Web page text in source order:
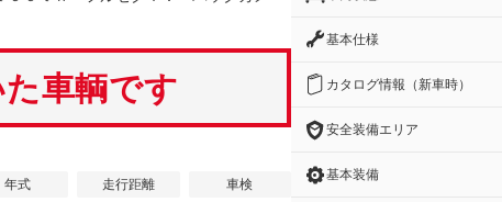
車輌です
年式 走行距離 車検
基本仕様
カタログ情報（新車時）
安全装備エリア
基本装備